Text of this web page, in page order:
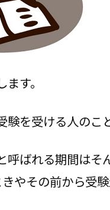
す。
を受ける人のこ
呼ばれる期間はそ
やその前から受